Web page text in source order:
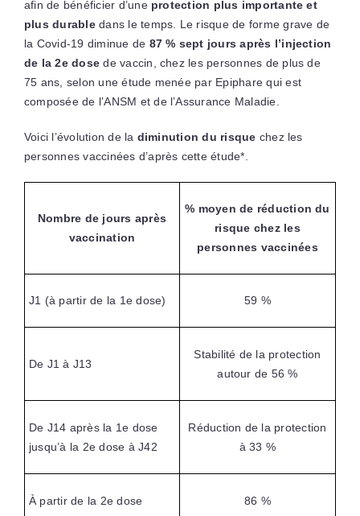
afin de bénéficier d’uneprotection plus importante et
plus durabledans le temps. Le risque de forme grave de
la Covid-19 diminue de 87 % sept jours après l’injection
de la 2e dose de vaccin, chez les personnes de plus de
75 ans, selon une étude menée par Epiphare qui est
composée de l’ANSM et de l’Assurance Maladie.
Voici l’évolution de la diminution du risque chez les
personnes vaccinées d’après cette étude*.
Nombre de jours après
vaccination
% moyen de réduction du
risque chez les
personnes vaccinées
J1 (à partir de la 1e dose) 59 %
De J1 à J13
Stabilité de la protection
autour de 56 %
De J14 après la 1e dose
jusqu’à la 2e dose à J42
Réduction de la protection
à 33 %
À partir de la 2e dose 86 %